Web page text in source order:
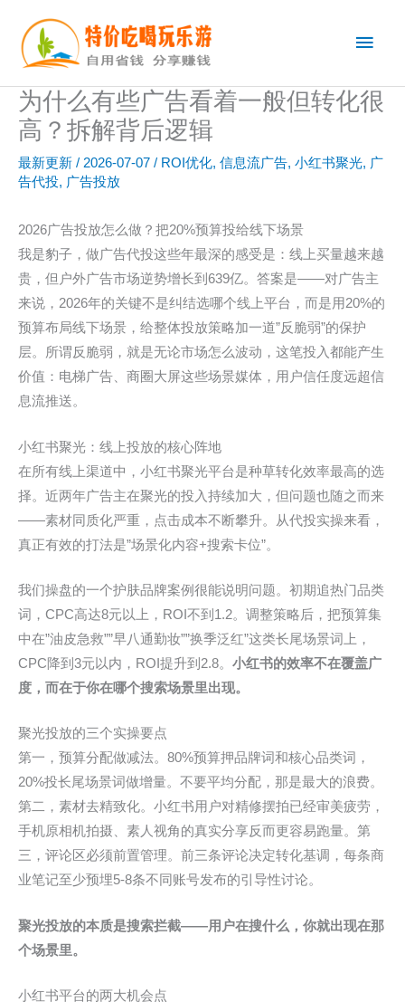
容
主
菜
为什么有些广告看着一般但转化很
高？拆解背后逻辑
最新更新 / 2026-07-07 / ROI优化, 信息流广告, 小红书聚光, 广
告代投, 广告投放
2026广告投放怎么做？把20%预算投给线下场景
我是豹子，做广告代投这些年最深的感受是：线上买量越来越
贵，但户外广告市场逆势增长到639亿。答案是——对广告主
来说，2026年的关键不是纠结选哪个线上平台，而是用20%的
预算布局线下场景，给整体投放策略加一道”反脆弱”的保护
层。所谓反脆弱，就是无论市场怎么波动，这笔投入都能产生
价值：电梯广告、商圈大屏这些场景媒体，用户信任度远超信
息流推送。
小红书聚光：线上投放的核心阵地
在所有线上渠道中，小红书聚光平台是种草转化效率最高的选
择。近两年广告主在聚光的投入持续加大，但问题也随之而来
——素材同质化严重，点击成本不断攀升。从代投实操来看，
真正有效的打法是”场景化内容+搜索卡位”。
我们操盘的一个护肤品牌案例很能说明问题。初期追热门品类
词，CPC高达8元以上，ROI不到1.2。调整策略后，把预算集
中在”油皮急救””早八通勤妆””换季泛红”这类长尾场景词上，
CPC降到3元以内，ROI提升到2.8。 小红书的效率不在覆盖广
度，而在于你在哪个搜索场景里出现。
聚光投放的三个实操要点
第一，预算分配做减法。80%预算押品牌词和核心品类词，
20%投长尾场景词做增量。不要平均分配，那是最大的浪费。
第二，素材去精致化。小红书用户对精修摆拍已经审美疲劳，
手机原相机拍摄、素人视角的真实分享反而更容易跑量。第
三，评论区必须前置管理。前三条评论决定转化基调，每条商
业笔记至少预埋5-8条不同账号发布的引导性讨论。
聚光投放的本质是搜索拦截——用户在搜什么，你就出现在那
个场景里。
小红书平台的两大机会点